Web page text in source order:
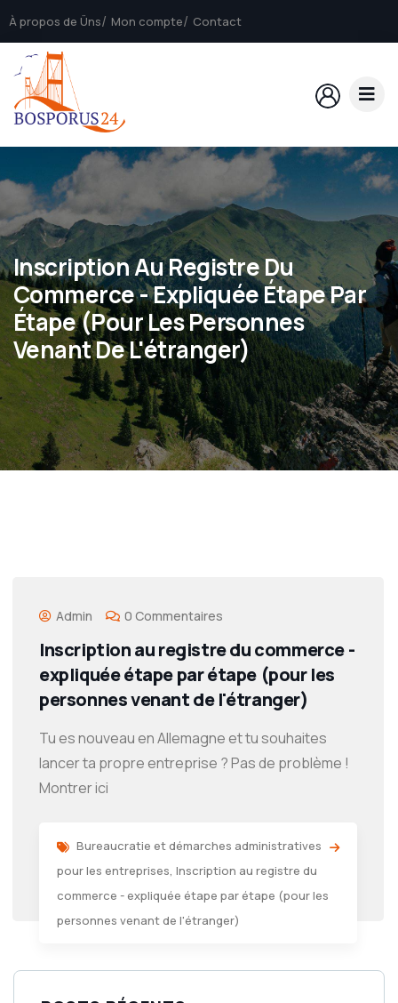
À propos de Üns Mon compte Contact
Inscription Au Registre Du
Commerce - Expliquée Étape Par
Étape (pour Les Personnes
Venant De L'étranger)
Admin 0 Commentaires
Inscription au registre du commerce -
expliquée étape par étape (pour les
personnes venant de l'étranger)
Tu es nouveau en Allemagne et tu souhaites
lancer ta propre entreprise ? Pas de problème !
Montrer ici
Bureaucratie et démarches administratives
pour les entreprises, Inscription au registre du
commerce - expliquée étape par étape (pour les
personnes venant de l'étranger)